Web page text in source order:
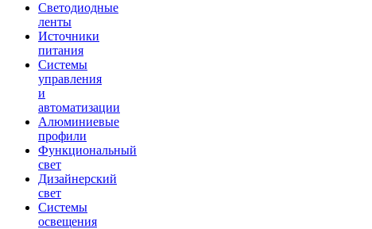
Светодиодные
ленты
Источники
питания
Системы
управления
и
автоматизации
Алюминиевые
профили
Функциональный
свет
Дизайнерский
свет
Системы
освещения